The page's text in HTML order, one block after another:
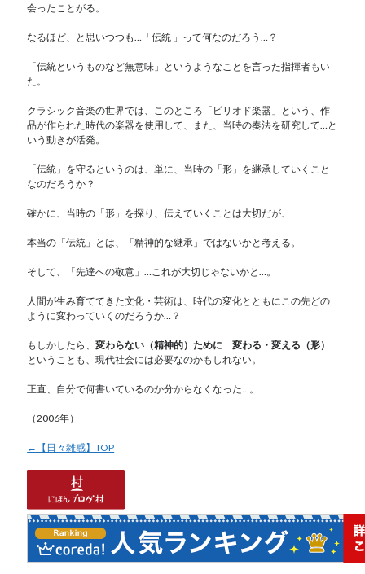
会ったことがる。
なるほど、と思いつつも…「伝統 」って何なのだろう…？
「伝統というものなど無意味」というようなことを言った指揮者もい
た。
クラシック音楽の世界では、このところ「ピリオド楽器」という、作
品が作られた時代の楽器を使用して、また、当時の奏法を研究して…と
いう動きが活発。
「伝統」を守るというのは、単に、当時の「形」を継承していくこと
なのだろうか？
確かに、当時の「形」を探り、伝えていくことは大切だが、
本当の「伝統」とは、「精神的な継承」ではないかと考える。
そして、「先達への敬意」…これが大切じゃないかと…。
人間が生み育ててきた文化・芸術は、時代の変化とともにこの先どの
ように変わっていくのだろうか…？
もしかしたら、変わらない（精神的）ために 変わる・変える（形）
ということも、現代社会には必要なのかもしれない。
正直、自分で何書いているのか分からなくなった…。
（2006年）
←【日々雑感】TOP